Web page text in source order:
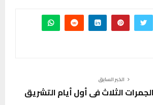
الخبر السابق
الثلاث في أول أيام التشريق